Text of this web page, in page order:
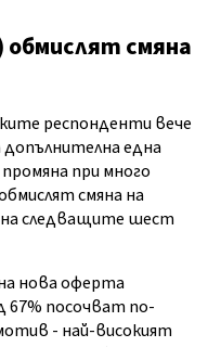
смяна
респонденти вече
една
при много
смяна на
следващите шест
нова оферта
67% посочват по-
- най-високият